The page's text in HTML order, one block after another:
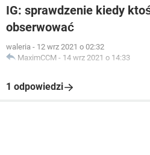
IG: sprawdzenie kiedy
obserwować
waleria - 12 wrz 2021 o 02:32
MaximCCM - 14 wrz 2021 o 14:33
1 odpowiedzi